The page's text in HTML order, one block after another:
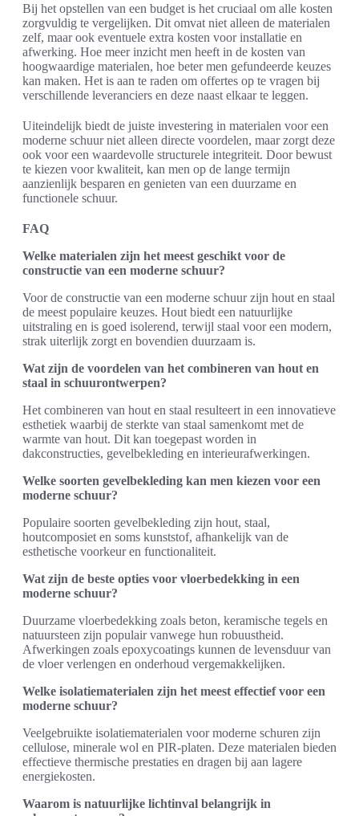
Bij het opstellen van een budget is het cruciaal om alle kosten
zorgvuldig te vergelijken. Dit omvat niet alleen de materialen
zelf, maar ook eventuele extra kosten voor installatie en
afwerking. Hoe meer inzicht men heeft in de kosten van
hoogwaardige materialen, hoe beter men gefundeerde keuzes
kan maken. Het is aan te raden om offertes op te vragen bij
verschillende leveranciers en deze naast elkaar te leggen.
Uiteindelijk biedt de juiste investering in materialen voor een
moderne schuur niet alleen directe voordelen, maar zorgt deze
ook voor een waardevolle structurele integriteit. Door bewust
te kiezen voor kwaliteit, kan men op de lange termijn
aanzienlijk besparen en genieten van een duurzame en
functionele schuur.
FAQ
Welke materialen zijn het meest geschikt voor de
constructie van een moderne schuur?
Voor de constructie van een moderne schuur zijn hout en staal
de meest populaire keuzes. Hout biedt een natuurlijke
uitstraling en is goed isolerend, terwijl staal voor een modern,
strak uiterlijk zorgt en bovendien duurzaam is.
Wat zijn de voordelen van het combineren van hout en
staal in schuurontwerpen?
Het combineren van hout en staal resulteert in een innovatieve
esthetiek waarbij de sterkte van staal samenkomt met de
warmte van hout. Dit kan toegepast worden in
dakconstructies, gevelbekleding en interieurafwerkingen.
Welke soorten gevelbekleding kan men kiezen voor een
moderne schuur?
Populaire soorten gevelbekleding zijn hout, staal,
houtcomposiet en soms kunststof, afhankelijk van de
esthetische voorkeur en functionaliteit.
Wat zijn de beste opties voor vloerbedekking in een
moderne schuur?
Duurzame vloerbedekking zoals beton, keramische tegels en
natuursteen zijn populair vanwege hun robuustheid.
Afwerkingen zoals epoxycoatings kunnen de levensduur van
de vloer verlengen en onderhoud vergemakkelijken.
Welke isolatiematerialen zijn het meest effectief voor een
moderne schuur?
Veelgebruikte isolatiematerialen voor moderne schuren zijn
cellulose, minerale wol en PIR-platen. Deze materialen bieden
effectieve thermische prestaties en dragen bij aan lagere
energiekosten.
Waarom is natuurlijke lichtinval belangrijk in